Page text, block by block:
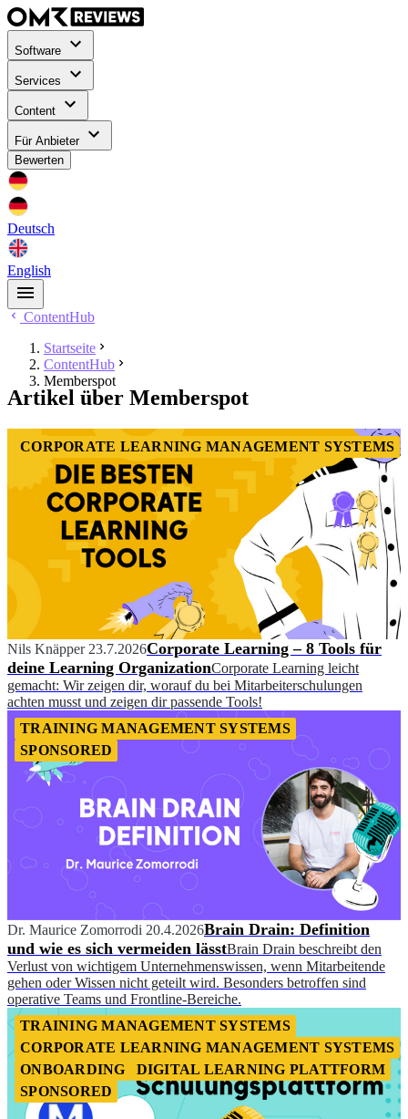
Software
Services
Content
Für Anbieter
Bewerten
Deutsch
English
ContentHub
Startseite
ContentHub
Memberspot
Artikel über Memberspot
CORPORATE LEARNING MANAGEMENT SYSTEMS
Nils Knäpper 23.7.2026Corporate Learning – 8 Tools für
deine Learning OrganizationCorporate Learning leicht
gemacht: Wir zeigen dir, worauf du bei Mitarbeiterschulungen
achten musst und zeigen dir passende Tools!
TRAINING MANAGEMENT SYSTEMS
SPONSORED
Dr. Maurice Zomorrodi 20.4.2026Brain Drain: Definition
und wie es sich vermeiden lässtBrain Drain beschreibt den
Verlust von wichtigem Unternehmenswissen, wenn Mitarbeitende
gehen oder Wissen nicht geteilt wird. Besonders betroffen sind
operative Teams und Frontline-Bereiche.
TRAINING MANAGEMENT SYSTEMS
CORPORATE LEARNING MANAGEMENT SYSTEMS
ONBOARDING
DIGITAL LEARNING PLATTFORM
SPONSORED